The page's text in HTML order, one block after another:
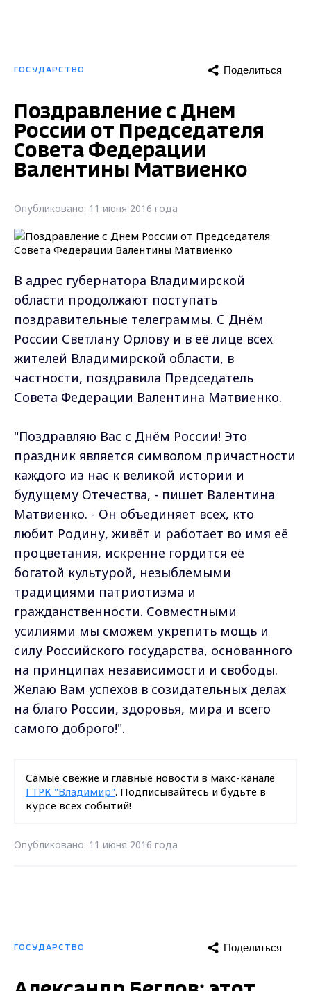
ГОСУДАРСТВО Поделиться
Поздравление с Днем
России от Председателя
Совета Федерации
Валентины Матвиенко
Опубликовано: 11 июня 2016 года
В адрес губернатора Владимирской
области продолжают поступать
поздравительные телеграммы. С Днём
России Светлану Орлову и в её лице всех
жителей Владимирской области, в
частности, поздравила Председатель
Совета Федерации Валентина Матвиенко.
"Поздравляю Вас с Днём России! Это
праздник является символом причастности
каждого из нас к великой истории и
будущему Отечества, - пишет Валентина
Матвиенко. - Он объединяет всех, кто
любит Родину, живёт и работает во имя её
процветания, искренне гордится её
богатой культурой, незыблемыми
традициями патриотизма и
гражданственности. Совместными
усилиями мы сможем укрепить мощь и
силу Российского государства, основанного
на принципах независимости и свободы.
Желаю Вам успехов в созидательных делах
на благо России, здоровья, мира и всего
самого доброго!".
Самые свежие и главные новости в макс-канале
ГТРК "Владимир". Подписывайтесь и будьте в
курсе всех событий!
Опубликовано: 11 июня 2016 года
ГОСУДАРСТВО Поделиться